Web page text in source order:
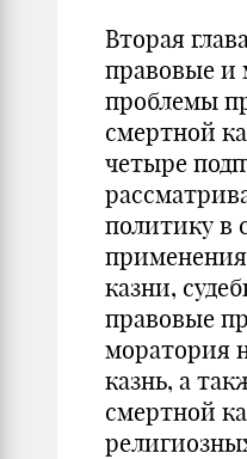
Вторая
правовые и
проблемы
смертной
четыре
политику в
казни,
правовые
моратория
казнь, а
смертной